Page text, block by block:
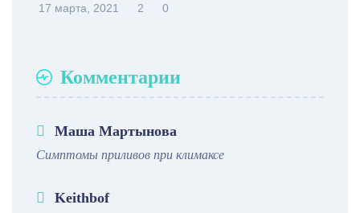
17 марта, 2021 2 0
Комментарии
Маша Мартынова
Симптомы приливов при климаксе
Keithbof